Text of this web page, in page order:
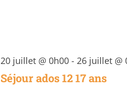
Séjour ados 12 17 ans
20 juillet @ 0h00 - 26 juillet @